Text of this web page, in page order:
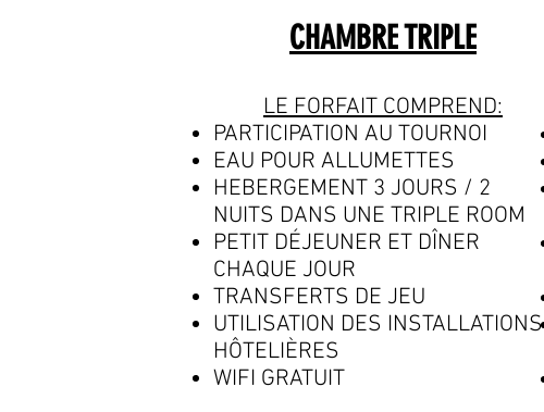
CHAMBRE TRIPLE
LE FORFAIT COMPREND:
PARTICIPATION AU TOURNOI
EAU POUR ALLUMETTES
HEBERGEMENT 3 JOURS / 2
NUITS DANS UNE TRIPLE ROOM
PETIT DÉJEUNER ET DÎNER
CHAQUE JOUR
TRANSFERTS DE JEU
UTILISATION DES INSTALLATIONS
HÔTELIÈRES
WIFI GRATUIT